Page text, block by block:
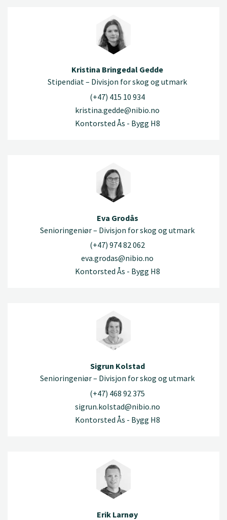
Kristina Bringedal Gedde
Stipendiat – Divisjon for skog og utmark
(+47) 415 10 934
kristina.gedde@nibio.no
Kontorsted Ås - Bygg H8
Eva Grodås
Senioringeniør – Divisjon for skog og utmark
(+47) 974 82 062
eva.grodas@nibio.no
Kontorsted Ås - Bygg H8
Sigrun Kolstad
Senioringeniør – Divisjon for skog og utmark
(+47) 468 92 375
sigrun.kolstad@nibio.no
Kontorsted Ås - Bygg H8
Erik Larnøy